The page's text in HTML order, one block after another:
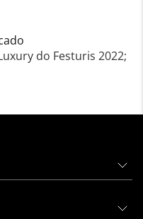
do Festuris 2022;